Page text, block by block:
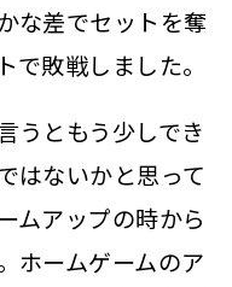
な差でセットを奪
で敗戦しました。
うともう少しでき
はないかと思って
ムアップの時から
ホームゲームのア